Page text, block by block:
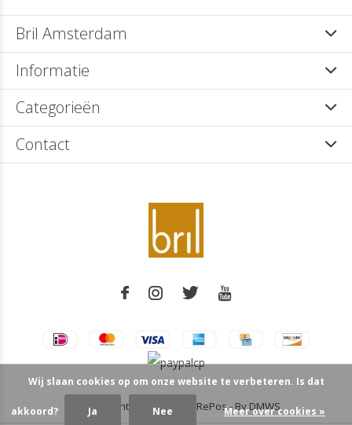
Bril Amsterdam
Informatie
Categorieën
Contact
© Copyright - Theme RePos - ByDMWS
Wij slaan cookies op om onze website te verbeteren. Is dat
akkoord? Ja Nee Meer over cookies »